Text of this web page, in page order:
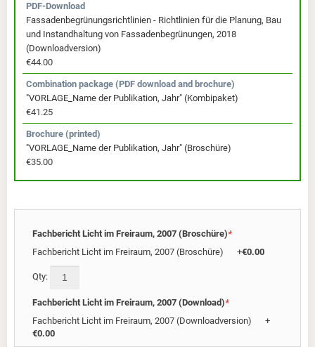
PDF-Download
Fassadenbegrünungsrichtlinien - Richtlinien für die Planung, Bau
und Instandhaltung von Fassadenbegrünungen, 2018
(Downloadversion)
€44.00
Combination package (PDF download and brochure)
"VORLAGE_Name der Publikation, Jahr" (Kombipaket)
€41.25
Brochure (printed)
"VORLAGE_Name der Publikation, Jahr" (Broschüre)
€35.00
Fachbericht Licht im Freiraum, 2007 (Broschüre)*
Fachbericht Licht im Freiraum, 2007 (Broschüre)
+€0.00
Qty:
Fachbericht Licht im Freiraum, 2007 (Download)*
Fachbericht Licht im Freiraum, 2007 (Downloadversion)
+
€0.00